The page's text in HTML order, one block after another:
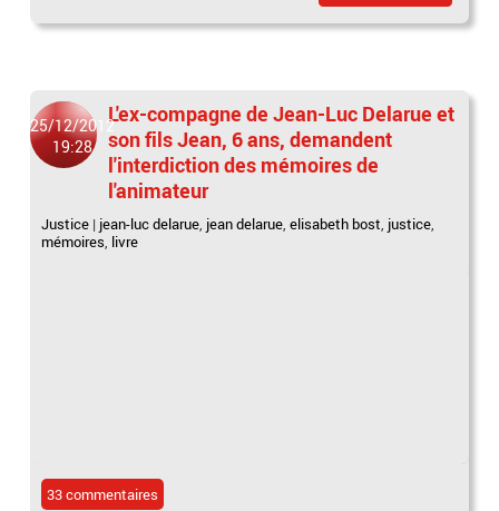
25/12/2012
19:28
L'ex-compagne de Jean-Luc Delarue et
son fils Jean, 6 ans, demandent
l'interdiction des mémoires de
l'animateur
Justice | jean-luc delarue, jean delarue,elisabeth bost, justice,
mémoires, livre
33 commentaires